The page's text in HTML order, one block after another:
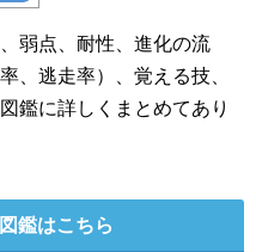
弱点、耐性、進化の流
、逃走率）、覚える技、
鑑に詳しくまとめてあり
鑑はこちら